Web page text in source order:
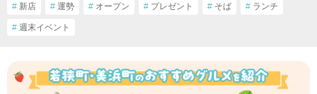
# 新店 # 運勢 # オープン # プレゼント # そば # ランチ
# 週末イベント